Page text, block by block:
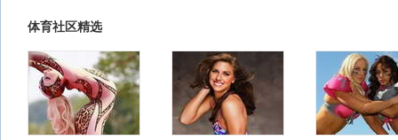
体育社区精选